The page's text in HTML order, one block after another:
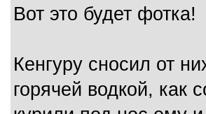
Вот это будет фотка!
Кенгуру сносил от
горячей водкой, как